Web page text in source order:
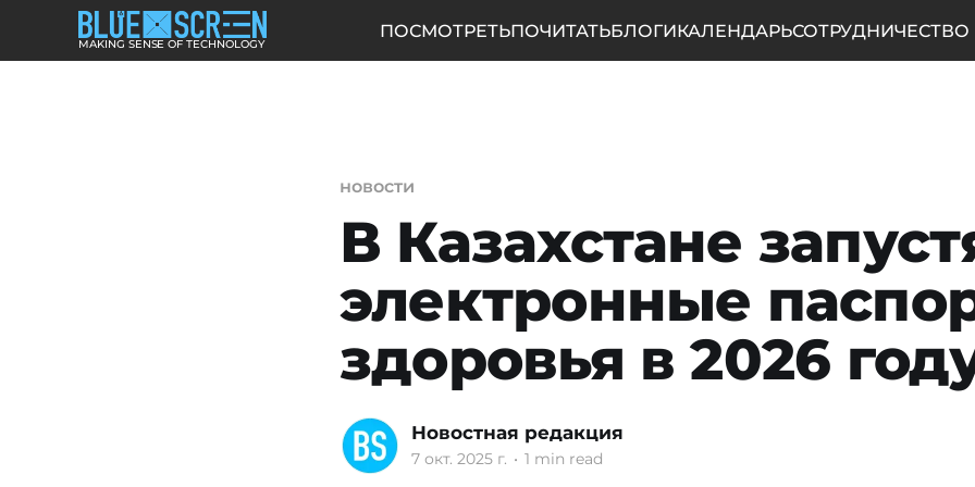
MAKING SENSE OF TECHNOLOGY
ПОСМОТРЕТЬПОЧИТАТЬБЛОГИКАЛЕНДАРЬСОТРУДНИЧЕСТВО
новости
В Казахстане
электронные
здоровья в 2026
Новостная редакция
7 окт. 2025 г. • 1 min read